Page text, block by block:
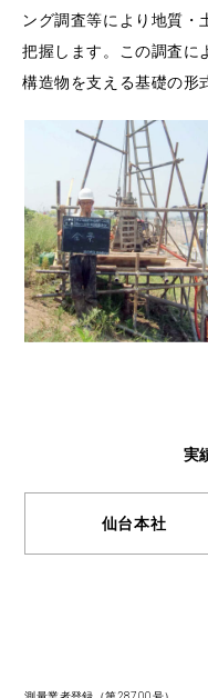
ング調査等により地質・
把握します。この調査に
構造物を支える基礎の形
実
仙台本社